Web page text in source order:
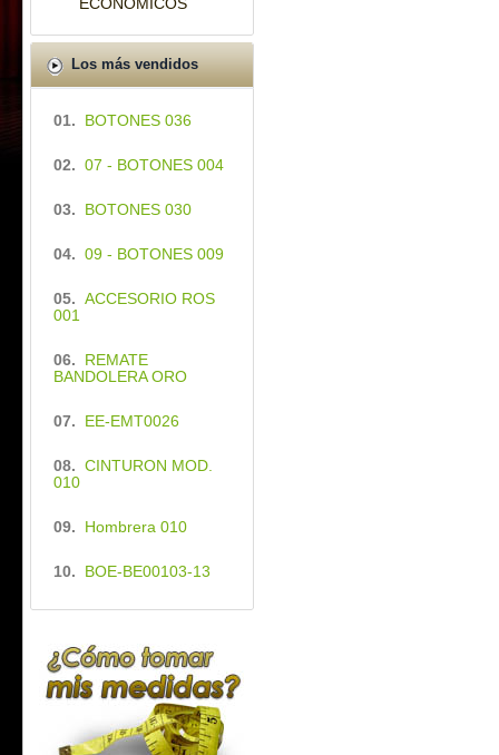
Los más vendidos
01. BOTONES 036
02. 07 - BOTONES 004
03. BOTONES 030
04. 09 - BOTONES 009
05. ACCESORIO ROS
001
06. REMATE
BANDOLERA ORO
07. EE-EMT0026
08. CINTURON MOD.
010
09. Hombrera 010
10. BOE-BE00103-13